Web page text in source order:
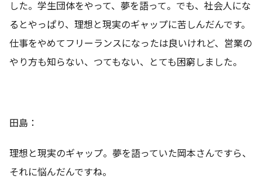
した。学生団体をやって、夢を語って。でも、社会人にな
るとやっぱり、理想と現実のギャップに苦しんだんです。
仕事をやめてフリーランスになったは良いけれど、営業の
やり方も知らない、つてもない、とても困窮しました。
田島：
理想と現実のギャップ。夢を語っていた岡本さんですら、
それに悩んだんですね。